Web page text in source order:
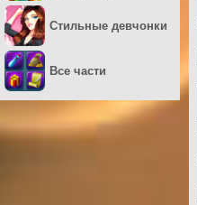
Стильные девчонки
Все части